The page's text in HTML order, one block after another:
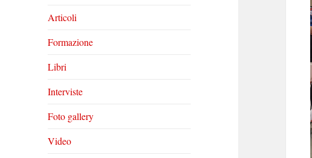
Articoli
Formazione
Libri
Interviste
Foto gallery
Video